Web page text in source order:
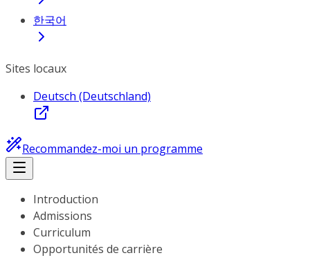
한국어
Sites locaux
Deutsch (Deutschland)
Recommandez-moi un programme
Introduction
Admissions
Curriculum
Opportunités de carrière